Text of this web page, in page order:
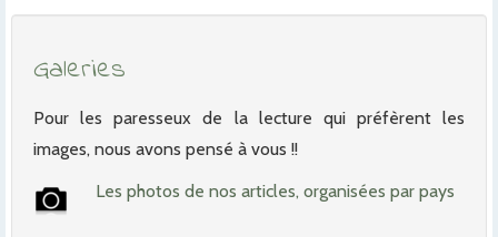
Galeries
Pour les paresseux de la lecture qui préfèrent les
images, nous avons pensé à vous !!
Les photos de nos articles, organisées par pays